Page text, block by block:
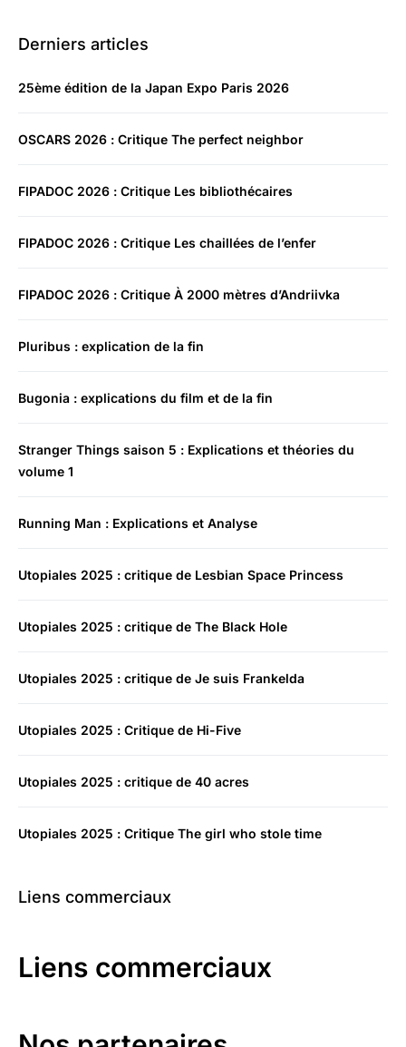
Derniers articles
25ème édition de la Japan Expo Paris 2026
OSCARS 2026 : Critique The perfect neighbor
FIPADOC 2026 : Critique Les bibliothécaires
FIPADOC 2026 : Critique Les chaillées de l’enfer
FIPADOC 2026 : Critique À 2000 mètres d’Andriivka
Pluribus : explication de la fin
Bugonia : explications du film et de la fin
Stranger Things saison 5 : Explications et théories du
volume 1
Running Man : Explications et Analyse
Utopiales 2025 : critique de Lesbian Space Princess
Utopiales 2025 : critique de The Black Hole
Utopiales 2025 : critique de Je suis Frankelda
Utopiales 2025 : Critique de Hi-Five
Utopiales 2025 : critique de 40 acres
Utopiales 2025 : Critique The girl who stole time
Liens commerciaux
Liens commerciaux